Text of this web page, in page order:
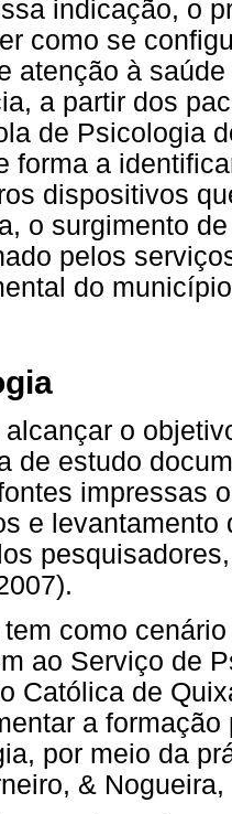
indicação, o
como se
atenção à
a partir dos
de Psicologia
forma a
dispositivos
o surgimento
pelos
do
o
de estudo
impressas
e
como
ao Serviço de
Católica de
a
por meio da
& Nogueira,